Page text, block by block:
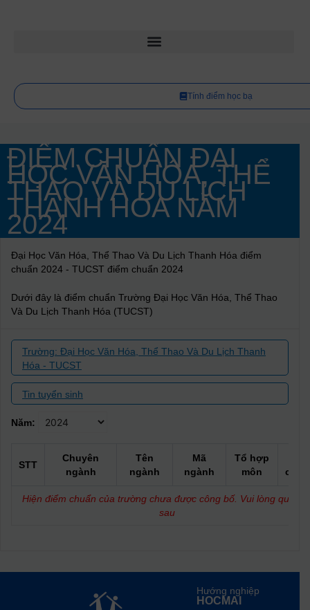
Tính điểm học bạ
ĐIỂM CHUẨN ĐẠI
HỌC VĂN HÓA, THỂ
THAO VÀ DU LỊCH
THANH HÓA NĂM
2024
Đại Học Văn Hóa, Thể Thao Và Du Lịch Thanh Hóa điểm
chuẩn 2024 - TUCST điểm chuẩn 2024
Dưới đây là điểm chuẩn Trường Đại Học Văn Hóa, Thể Thao
Và Du Lịch Thanh Hóa (TUCST)
Trường: Đại Học Văn Hóa, Thể Thao Và Du Lịch Thanh
Hóa - TUCST
Tin tuyển sinh
Năm:
STT
Chuyên
ngành
Tên
ngành
Mã
ngành
Tổ hợp
môn
Hiện điểm chuẩn của trường chưa được công bố. Vui lòng quay
sau
Hướng nghiệp
HOCMAI